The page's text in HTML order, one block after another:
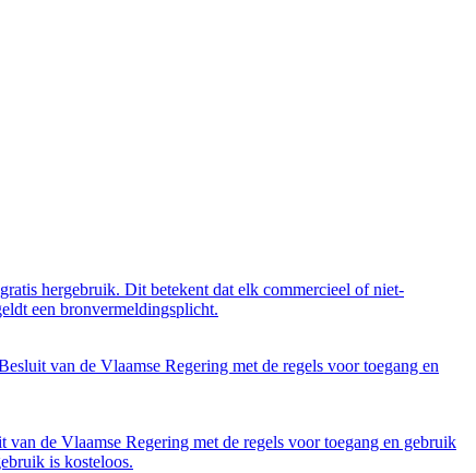
hergebruik. Dit betekent dat elk commercieel of niet-
een bronvermeldingsplicht.
van de Vlaamse Regering met de regels voor toegang en
de Vlaamse Regering met de regels voor toegang en gebruik
is kosteloos.